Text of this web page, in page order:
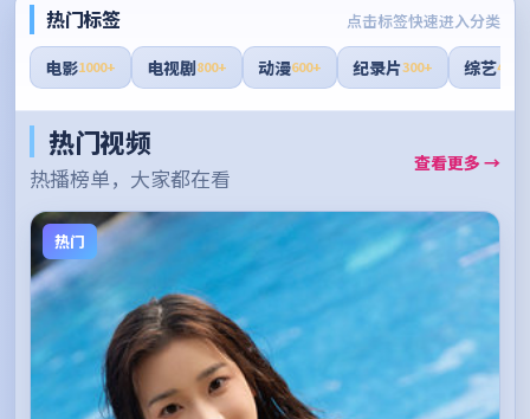
热门标签 点击标签快速进入分类
电影1000+ 电视剧800+ 动漫600+ 纪录片300+ 综艺400+
热门视频
热播榜单，大家都在看
查看更多 →
热门